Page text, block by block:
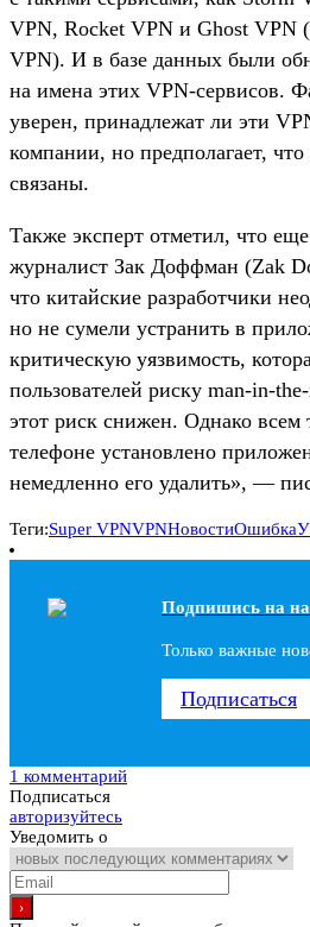
VPN, Rocket VPN и Ghost VPN
VPN). И в базе данных были
на имена этих VPN-сервисов.
уверен, принадлежат ли эти
компании, но предполагает,
связаны.
Также эксперт отметил, что
журналист Зак Доффман (Zak
что китайские разработчики
но не сумели устранить в
критическую уязвимость,
пользователей риску man-in-
этот риск снижен. Однако всем
телефоне установлено
немедленно его удалить», —
Теги:Super VPNVPNНовостиОшибка
Подпишись на
Только важные
Подписаться
1 комментарий
Подписаться
авторизуйтесь
Уведомить о